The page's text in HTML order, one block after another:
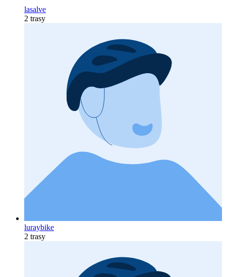
lasalve
2 trasy
luraybike
2 trasy